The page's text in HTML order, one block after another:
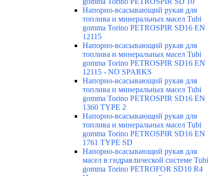
Напорно-всасывающий рукав для
топлива и минеральных масел Tubi
gomma Torino PETROSPIR SD16 EN
12115
Напорно-всасывающий рукав для
топлива и минеральных масел Tubi
gomma Torino PETROSPIR SD16 EN
12115 - NO SPARKS
Напорно-всасывающий рукав для
топлива и минеральных масел Tubi
gomma Torino PETROSPIR SD16 EN
1360 TYPE 2
Напорно-всасывающий рукав для
топлива и минеральных масел Tubi
gomma Torino PETROSPIR SD16 EN
1761 TYPE SD
Напорно-всасывающий рукав для
масел в гидравлической системе Tubi
gomma Torino PETROFOR SD10 R4